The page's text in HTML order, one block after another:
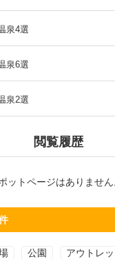
泉4選
泉6選
泉2選
閲覧履歴
ットページはありません
公園 アウトレ